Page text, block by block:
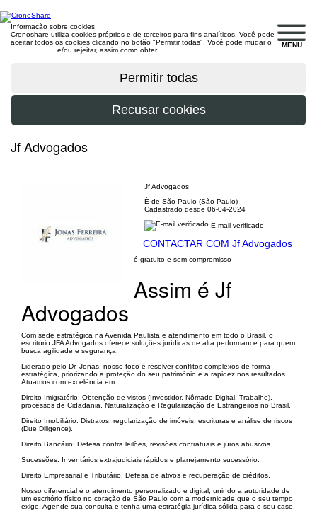
MENU
Informação sobre cookies
Cronoshare utiliza cookies próprios e de terceiros para fins analíticos. Você pode
aceitar todos os cookies clicando no botão "Permitir todas". Você pode mudar o
, e/ou rejeitar, assim como obter
Jf Advogados
Jf Advogados
É de São Paulo (São Paulo)
Cadastrado desde 06-04-2024
E-mail verificado
CONTACTAR COM Jf Advogados
é gratuito e sem compromisso
Assim é Jf
Advogados
Com sede estratégica na Avenida Paulista e atendimento em todo o Brasil, o
escritório JFA Advogados oferece soluções jurídicas de alta performance para quem
busca agilidade e segurança.
Liderado pelo Dr. Jonas, nosso foco é resolver conflitos complexos de forma
estratégica, priorizando a proteção do seu patrimônio e a rapidez nos resultados.
Atuamos com excelência em:
Direito Imigratório: Obtenção de vistos (Investidor, Nômade Digital, Trabalho),
processos de Cidadania, Naturalização e Regularização de Estrangeiros no Brasil.
Direito Imobiliário: Distratos, regularização de imóveis, escrituras e análise de riscos
(Due Diligence).
Direito Bancário: Defesa contra leilões, revisões contratuais e juros abusivos.
Sucessões: Inventários extrajudiciais rápidos e planejamento sucessório.
Direito Empresarial e Tributário: Defesa de ativos e recuperação de créditos.
Nosso diferencial é o atendimento personalizado e digital, unindo a autoridade de
um escritório físico no coração de São Paulo com a modernidade que o seu tempo
exige. Agende sua consulta e tenha uma estratégia jurídica sólida para o seu caso.